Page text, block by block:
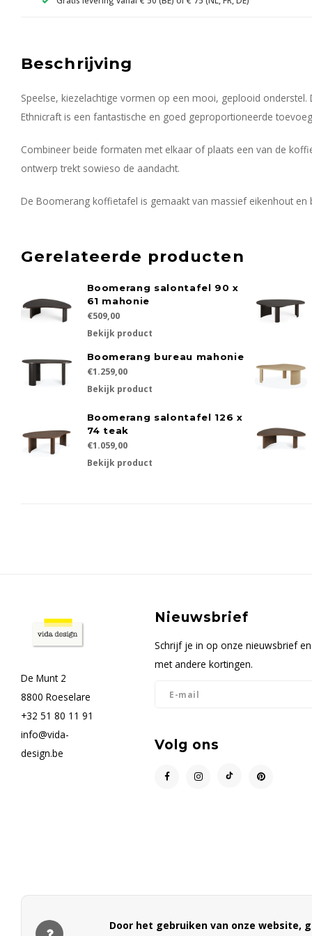
Beschrijving
Speelse, kiezelachtige vormen op een mooi, geplooid
Ethnicraft is een fantastische en goed geproportioneerde
Combineer beide formaten met elkaar of plaats een van de
ontwerp trekt sowieso de aandacht.
De Boomerang koffietafel is gemaakt van massief eikenhout en
Gerelateerde producten
Boomerang salontafel 90 x
61 mahonie
€509,00
Bekijk product
Boomerang bureau mahonie
€1.259,00
Bekijk product
Boomerang salontafel 126 x
74 teak
€1.059,00
Bekijk product
De Munt 2
8800 Roeselare
+32 51 80 11 91
info@vida-
design.be
Nieuwsbrief
Schrijf je in op onze nieuwsbrief
met andere kortingen.
Volg ons
Door het gebruiken van onze website,